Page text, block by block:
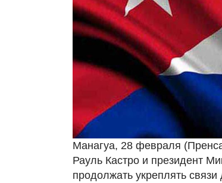
Манагуа, 28 февраля
Рауль Кастро и президент
продолжать укреплять